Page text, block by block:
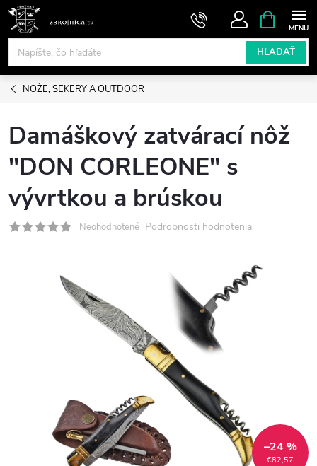
Prejsť
obsah
HĽADAŤ
KOŠÍK
NOŽE, SEKERY A OUTDOOR
Damáškový zatvárací nôž
"DON CORLEONE" s
vývrtkou a brúskou
Neohodnotené Podrobnosti hodnotenia
€82,57
–24 %